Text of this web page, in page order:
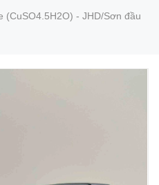
(CuSO4.5H2O) - JHD/Sơn đầu